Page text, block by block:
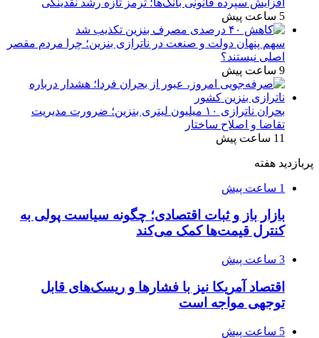
5 ساعت پیش
سهم پنهان دولت و صنعت در ناترازی بنزین؛ چرا مردم مقصر
اصلی نیستند؟
9 ساعت پیش
بحران ناترازی ۱۰ میلیون لیتری بنزین؛ ضرورت مدیریت
تقاضا و اصلاح ساختار
11 ساعت پیش
پربازدید هفته
1 ساعت پیش
بازار باز و ثبات اقتصادی؛ چگونه سیاست پولی به
کنترل قیمت‌ها کمک می‌کند
3 ساعت پیش
اقتصاد آمریکا نیز با فشارها و ریسک‌های قابل
توجهی مواجه است
5 ساعت پیش